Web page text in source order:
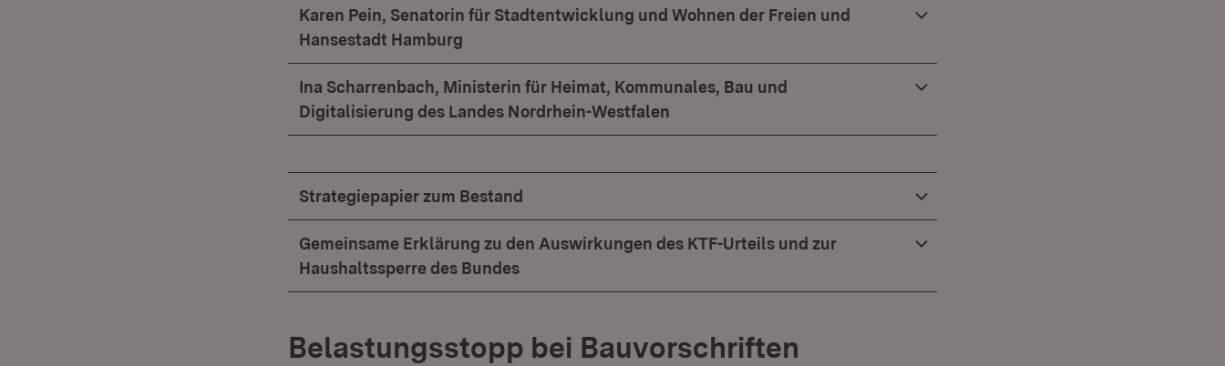
Karen Pein, Senatorin für Stadtentwicklung und Wohnen der Freien und
Hansestadt Hamburg
Ina Scharrenbach, Ministerin für Heimat, Kommunales, Bau und
Digitalisierung des Landes Nordrhein-Westfalen
Strategiepapier zum Bestand
Gemeinsame Erklärung zu den Auswirkungen des KTF-Urteils und zur
Haushaltssperre des Bundes
Belastungsstopp bei Bauvorschriften